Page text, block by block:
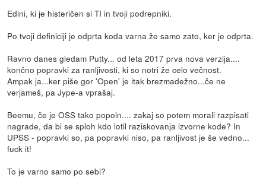
Edini, ki je histeričen si TI in tvoji podrepniki.
Po tvoji definiciji je odprta koda varna že samo zato, ker je odprta.
Ravno danes gledam Putty... od leta 2017 prva nova verzija....
končno popravki za ranljivosti, ki so notri že celo večnost.
Ampak ja...ker piše gor 'Open' je itak brezmadežno...če ne
verjameš, pa Jype-a vprašaj.
Beemu, če je OSS tako popoln.... zakaj so potem morali razpisati
nagrade, da bi se sploh kdo lotil raziskovanja izvorne kode? In
UPSS - popravki so, pa popravki niso, pa ranljivost je še vedno...
fuck it!
To je varno samo po sebi?